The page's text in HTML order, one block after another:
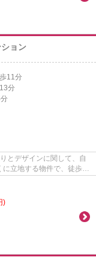
ョン
11分
分
とデザインに関して、自
立地する物件で、徒歩11
)